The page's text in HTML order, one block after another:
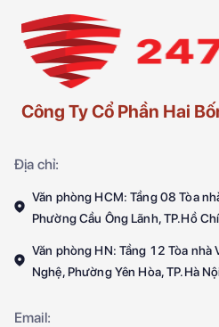
Công Ty Cổ Phần Hai
Địa chỉ:
Văn phòng HCM: Tầng 08 Tòa
Phường Cầu Ông Lãnh, TP.Hồ
Văn phòng HN: Tầng 12 Tòa
Nghệ, Phường Yên Hòa, TP.Hà
Email: